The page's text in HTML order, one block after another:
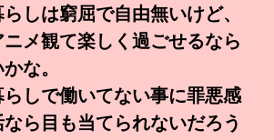
しは窮屈で自由無いけど、
メ観て楽しく過ごせるなら
な。
しで働いてない事に罪悪感
ら目も当てられないだろう